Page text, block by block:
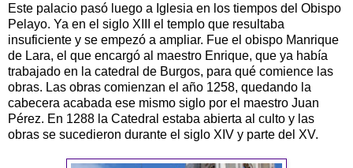
Este palacio pasó luego a Iglesia en los tiempos del Obispo
Pelayo. Ya en el siglo XIII el templo que resultaba
insuficiente y se empezó a ampliar. Fue el obispo Manrique
de Lara, el que encargó al maestro Enrique, que ya había
trabajado en la catedral de Burgos, para qué comience las
obras. Las obras comienzan el año 1258, quedando la
cabecera acabada ese mismo siglo por el maestro Juan
Pérez. En 1288 la Catedral estaba abierta al culto y las
obras se sucedieron durante el siglo XIV y parte del XV.